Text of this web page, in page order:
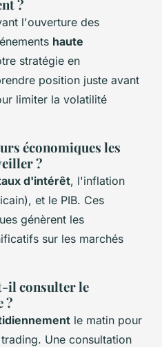
?
l'ouverture des
haute
stratégie en
position juste avant
limiter la volatilité
économiques les
?
d'intérêt, l'inflation
et le PIB. Ces
génèrent les
sur les marchés
il consulter le
?
le matin pour
Une consultation